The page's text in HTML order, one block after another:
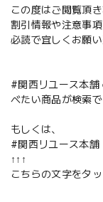
この度はご閲覧頂
割引情報や注意事
必読で宜しくお願
#関西リユース本舗
べたい商品が検索で
もしくは、
#関西リユース本舗
↑↑↑
こちらの文字をタ